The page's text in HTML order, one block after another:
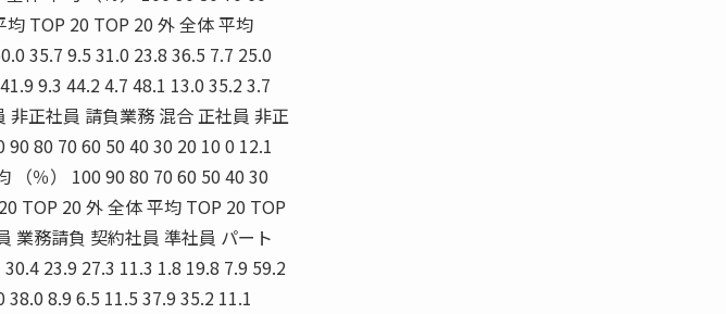
TOP 20 TOP 20 外 全体 平均
35.7 9.5 31.0 23.8 36.5 7.7 25.0
9.3 44.2 4.7 48.1 13.0 35.2 3.7
非正社員 請負業務 混合 正社員 非正
80 70 60 50 40 30 20 10 0 12.1
（％） 100 90 80 70 60 50 40 30
TOP 20 外 全体 平均 TOP 20 TOP
業務請負 契約社員 準社員 パート
23.9 27.3 11.3 1.8 19.8 7.9 59.2
8.9 6.5 11.5 37.9 35.2 11.1